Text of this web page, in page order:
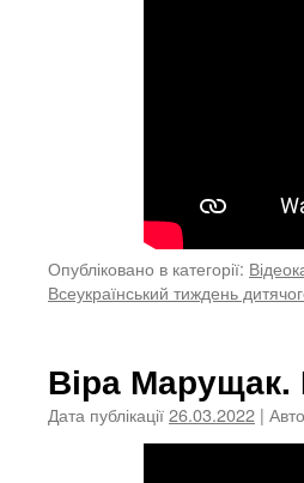
Опубліковано в категорії:
Всеукраїнський тиждень
Віра Марущак.
Дата публікації26.03.2022 |